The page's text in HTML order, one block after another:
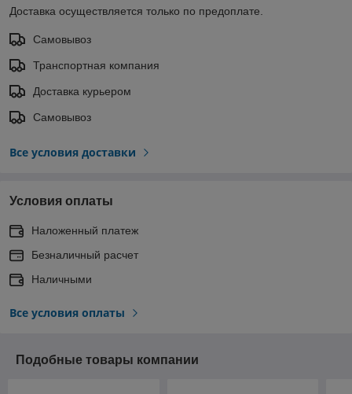
Доставка осуществляется только по предоплате.
Самовывоз
Транспортная компания
Доставка курьером
Самовывоз
Все условия доставки
Условия оплаты
Наложенный платеж
Безналичный расчет
Наличными
Все условия оплаты
Подобные товары компании